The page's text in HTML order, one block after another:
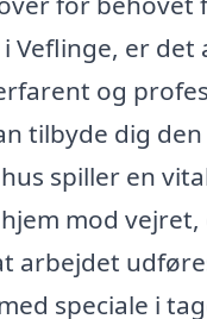
Veflinge, er det
og
tilbyde dig
spiller en
mod
arbejdet
speciale i